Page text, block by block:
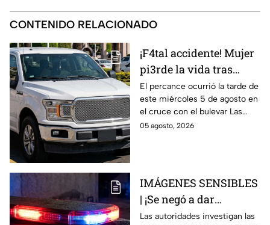
CONTENIDO RELACIONADO
¡F4tal accidente! Mujer
pi3rde la vida tras
chocar con unidad
oficial en Guanajuato;
así sucedió
El percance ocurrió la tarde de
este miércoles 5 de agosto en
el cruce con el bulevar Las
Torres y la calle Rayón.
05 agosto, 2026
IMÁGENES SENSIBLES
| ¡Se negó a dar
información y termina
Las autoridades investigan las